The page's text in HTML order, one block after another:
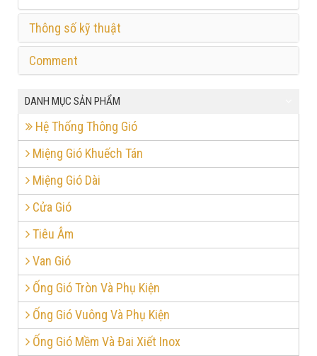
Thông số kỹ thuật
Comment
DANH MỤC SẢN PHẨM
Hệ Thống Thông Gió
Miệng Gió Khuếch Tán
Miệng Gió Dài
Cửa Gió
Tiêu Âm
Van Gió
Ống Gió Tròn Và Phụ Kiện
Ống Gió Vuông Và Phụ Kiện
Ống Gió Mềm Và Đai Xiết Inox